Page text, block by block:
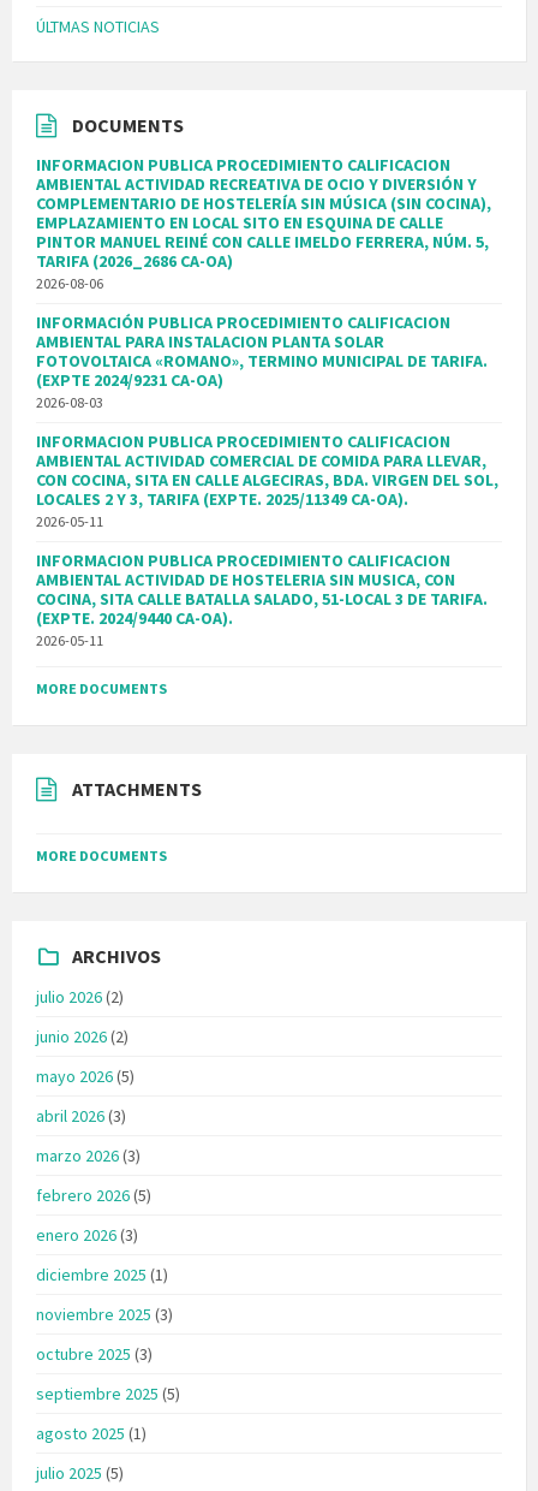
ÚLTMAS NOTICIAS
DOCUMENTS
INFORMACION PUBLICA PROCEDIMIENTO CALIFICACION
AMBIENTAL ACTIVIDAD RECREATIVA DE OCIO Y DIVERSIÓN Y
COMPLEMENTARIO DE HOSTELERÍA SIN MÚSICA (SIN COCINA),
EMPLAZAMIENTO EN LOCAL SITO EN ESQUINA DE CALLE
PINTOR MANUEL REINÉ CON CALLE IMELDO FERRERA, NÚM. 5,
TARIFA (2026_2686 CA-OA)
2026-08-06
INFORMACIÓN PUBLICA PROCEDIMIENTO CALIFICACION
AMBIENTAL PARA INSTALACION PLANTA SOLAR
FOTOVOLTAICA «ROMANO», TERMINO MUNICIPAL DE TARIFA.
(EXPTE 2024/9231 CA-OA)
2026-08-03
INFORMACION PUBLICA PROCEDIMIENTO CALIFICACION
AMBIENTAL ACTIVIDAD COMERCIAL DE COMIDA PARA LLEVAR,
CON COCINA, SITA EN CALLE ALGECIRAS, BDA. VIRGEN DEL SOL,
LOCALES 2 Y 3, TARIFA (EXPTE. 2025/11349 CA-OA).
2026-05-11
INFORMACION PUBLICA PROCEDIMIENTO CALIFICACION
AMBIENTAL ACTIVIDAD DE HOSTELERIA SIN MUSICA, CON
COCINA, SITA CALLE BATALLA SALADO, 51-LOCAL 3 DE TARIFA.
(EXPTE. 2024/9440 CA-OA).
2026-05-11
MORE DOCUMENTS
ATTACHMENTS
MORE DOCUMENTS
ARCHIVOS
julio 2026(2)
junio 2026(2)
mayo 2026(5)
abril 2026(3)
marzo 2026(3)
febrero 2026(5)
enero 2026(3)
diciembre 2025 (1)
noviembre 2025 (3)
octubre 2025 (3)
septiembre 2025 (5)
agosto 2025 (1)
julio 2025 (5)